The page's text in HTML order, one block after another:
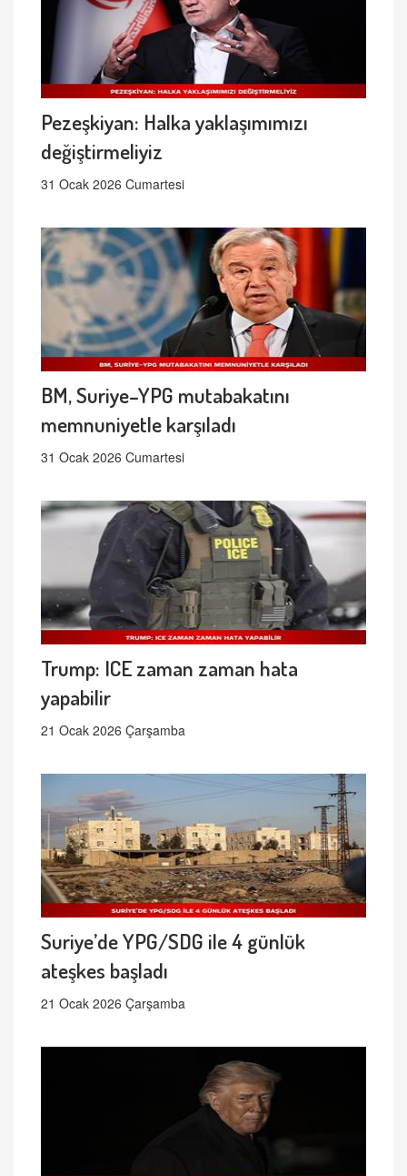
Pezeşkiyan: Halka yaklaşımımızı
değiştirmeliyiz
31 Ocak 2026 Cumartesi
BM, Suriye–YPG mutabakatını
memnuniyetle karşıladı
31 Ocak 2026 Cumartesi
Trump: ICE zaman zaman hata
yapabilir
21 Ocak 2026 Çarşamba
Suriye’de YPG/SDG ile 4 günlük
ateşkes başladı
21 Ocak 2026 Çarşamba